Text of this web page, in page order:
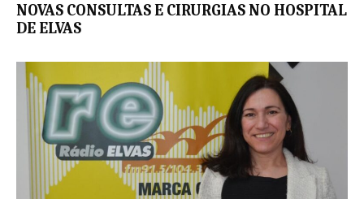
NOVAS CONSULTAS E CIRURGIAS NO HOSPITAL
DE ELVAS